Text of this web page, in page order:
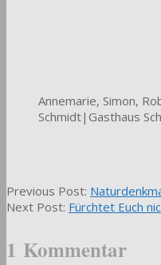
Annemarie, Simon,
Schmidt|Gasthaus
2022-
12-
Previous Post:
Next Post: Fürchtet Euch
1 Kommentar